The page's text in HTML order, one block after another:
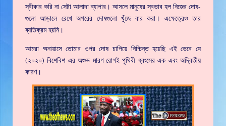
স্বীকার করি না সেটা আলাদা ব্যাপার। আসলে মানুষের স্বভাব হল নিজের দোষ-
গুলো আড়ালে রেখে অপরের দোষগুলো খুঁজে বার করা। এক্ষেত্রেও তার
ব্যতিক্রম হয়নি।
আমরা অনায়াসে তোমার ওপর দোষ চাপিয়ে নিশ্চিন্ত হয়েছি এই ভেবে যে
(২০২০) বিশেবিশ এর অশুভ মারণ রোগই পৃথিবী ধ্বংসের এক এবং অদ্বিতীয়
কারণ।